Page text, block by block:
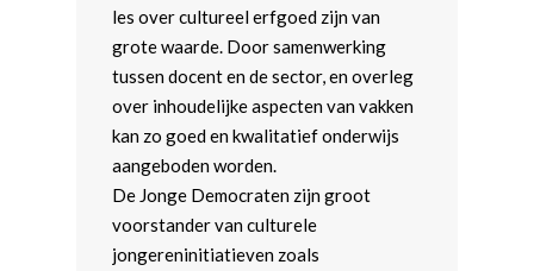
les over cultureel erfgoed zijn van
grote waarde. Door samenwerking
tussen docent en de sector, en overleg
over inhoudelijke aspecten van vakken
kan zo goed en kwalitatief onderwijs
aangeboden worden.
De Jonge Democraten zijn groot
voorstander van culturele
jongereninitiatieven zoals